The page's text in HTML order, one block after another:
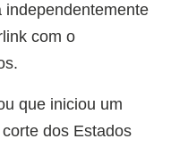
independentemente
com o
que iniciou um
dos Estados